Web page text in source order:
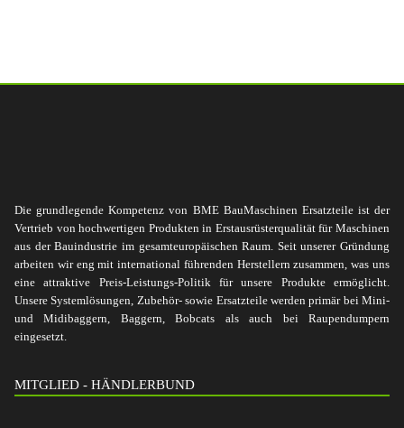
Die grundlegende Kompetenz von BME BauMaschinen Ersatzteile ist der
Vertrieb von hochwertigen Produkten in Erstausrüsterqualität für Maschinen
aus der Bauindustrie im gesamteuropäischen Raum. Seit unserer Gründung
arbeiten wir eng mit international führenden Herstellern zusammen, was uns
eine attraktive Preis-Leistungs-Politik für unsere Produkte ermöglicht.
Unsere Systemlösungen, Zubehör- sowie Ersatzteile werden primär bei Mini-
und Midibaggern, Baggern, Bobcats als auch bei Raupendumpern
eingesetzt.
MITGLIED - HÄNDLERBUND